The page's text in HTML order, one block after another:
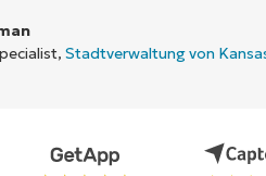
Stadtverwaltung von